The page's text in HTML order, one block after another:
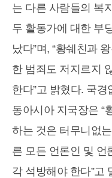
는 다른 사람들의 복
두 활동가에 대한 부
났다”며, “황쉐친과
한 범죄도 저지르지
한다”고 밝혔다. 국
동아시아 지국장은 “
하는 것은 터무니없
른 모든 언론인 및 언
각 석방해야 한다”고